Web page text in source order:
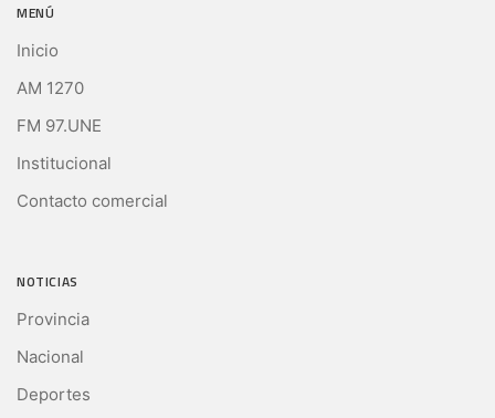
MENÚ
Inicio
AM 1270
FM 97.UNE
Institucional
Contacto comercial
NOTICIAS
Provincia
Nacional
Deportes